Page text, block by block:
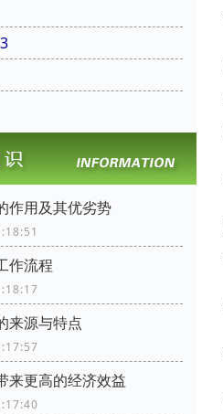
作用及其优劣势
作流程
来源与特点
来更高的经济效益